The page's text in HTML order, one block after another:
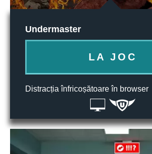
Undermaster
LA JOC
Distracția înfricoșătoare în browser